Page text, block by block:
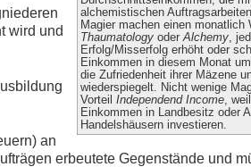
alchemistischen
Magier machen einen monatlich
ThaumatologyoderAlchemy,
Erfolg/Misserfolg erhöht oder
Einkommen in diesem Monat
die Zufriedenheit ihrer Mäzene
wiederspiegelt. Nicht wenige
Vorteil Independend Income,
Einkommen in Landbesitz oder
Handelshäusern investieren.
wird und
an
erbeutete Gegenstände und